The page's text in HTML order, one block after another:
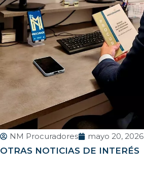
NM Procuradores mayo 20, 2026
OTRAS NOTICIAS DE INTERÉS